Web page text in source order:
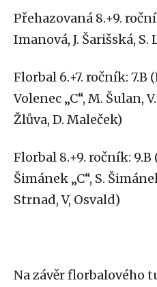
Přehazovaná 8.+9.
Imanová, J. Šarišská,
Florbal 6.+7. ročník: 7.B
Volenec „C“, M. Šulan,
Žlůva, D. Maleček)
Florbal 8.+9. ročník: 9.B
Šimánek „C“, S.
Strnad, V, Osvald)
Na závěr florbalového